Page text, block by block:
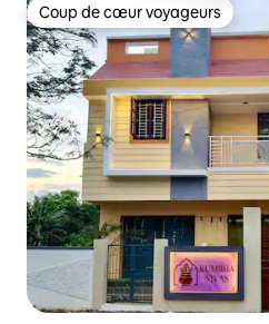
Coup de cœur voyageurs
Coup de cœur voyageurs